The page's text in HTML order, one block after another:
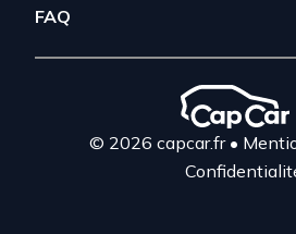
FAQ
© 2026 capcar.fr•